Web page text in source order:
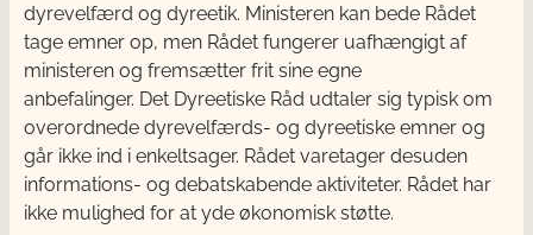
dyrevelfærd og dyreetik. Ministeren kan bede Rådet
tage emner op, men Rådet fungerer uafhængigt af
ministeren og fremsætter frit sine egne
anbefalinger. Det Dyreetiske Råd udtaler sig typisk om
overordnede dyrevelfærds- og dyreetiske emner og
går ikke ind i enkeltsager. Rådet varetager desuden
informations- og debatskabende aktiviteter. Rådet har
ikke mulighed for at yde økonomisk støtte.